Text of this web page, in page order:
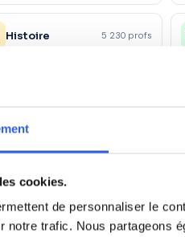
cookies.
de personnaliser le
notre trafic. Nous partageons
Histoire 5 230 profs